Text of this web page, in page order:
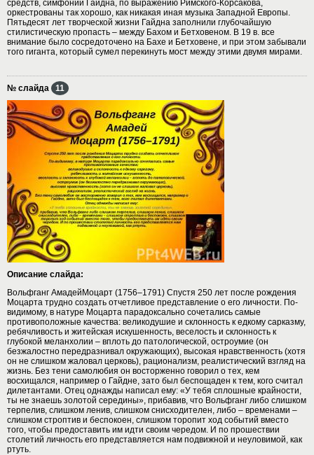
средств, симфонии Гайдна, по выражению Римского-Корсакова,
оркестрованы так хорошо, как никакая иная музыка Западной Европы.
Пятьдесят лет творческой жизни Гайдна заполнили глубочайшую
стилистическую пропасть – между Бахом и Бетховеном. В 19 в. все
внимание было сосредоточено на Бахе и Бетховене, и при этом забывали
того гиганта, который сумел перекинуть мост между этими двумя мирами.
№ слайда 11
Описание слайда:
Вольфганг АмадейМоцарт (1756–1791) Спустя 250 лет после рождения
Моцарта трудно создать отчетливое представление о его личности. По-
видимому, в натуре Моцарта парадоксально сочетались самые
противоположные качества: великодушие и склонность к едкому сарказму,
ребячливость и житейская искушенность, веселость и склонность к
глубокой меланхолии – вплоть до патологической, остроумие (он
безжалостно передразнивал окружающих), высокая нравственность (хотя
он не слишком жаловал церковь), рационализм, реалистический взгляд на
жизнь. Без тени самолюбия он восторженно говорил о тех, кем
восхищался, например о Гайдне, зато был беспощаден к тем, кого считал
дилетантами. Отец однажды написал ему: «У тебя сплошные крайности,
ты не знаешь золотой середины», прибавив, что Вольфганг либо слишком
терпелив, слишком ленив, слишком снисходителен, либо – временами –
слишком строптив и беспокоен, слишком торопит ход событий вместо
того, чтобы предоставить им идти своим чередом. И по прошествии
столетий личность его представляется нам подвижной и неуловимой, как
ртуть.